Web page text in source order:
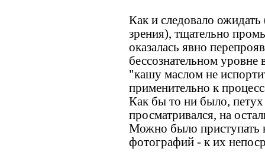
Как и следовало
зрения), тщательно
оказалась явно
бессознательном уровне
"кашу маслом не
применительно к
Как бы то ни было,
просматривался, на
Можно было приступать
фотографий - к их